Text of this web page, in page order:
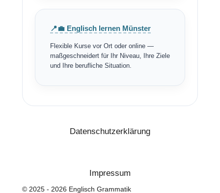
📍💼 Englisch lernen Münster
Flexible Kurse vor Ort oder online —
maßgeschneidert für Ihr Niveau, Ihre Ziele
und Ihre berufliche Situation.
Datenschutzerklärung
Impressum
© 2025 - 2026 Englisch Grammatik